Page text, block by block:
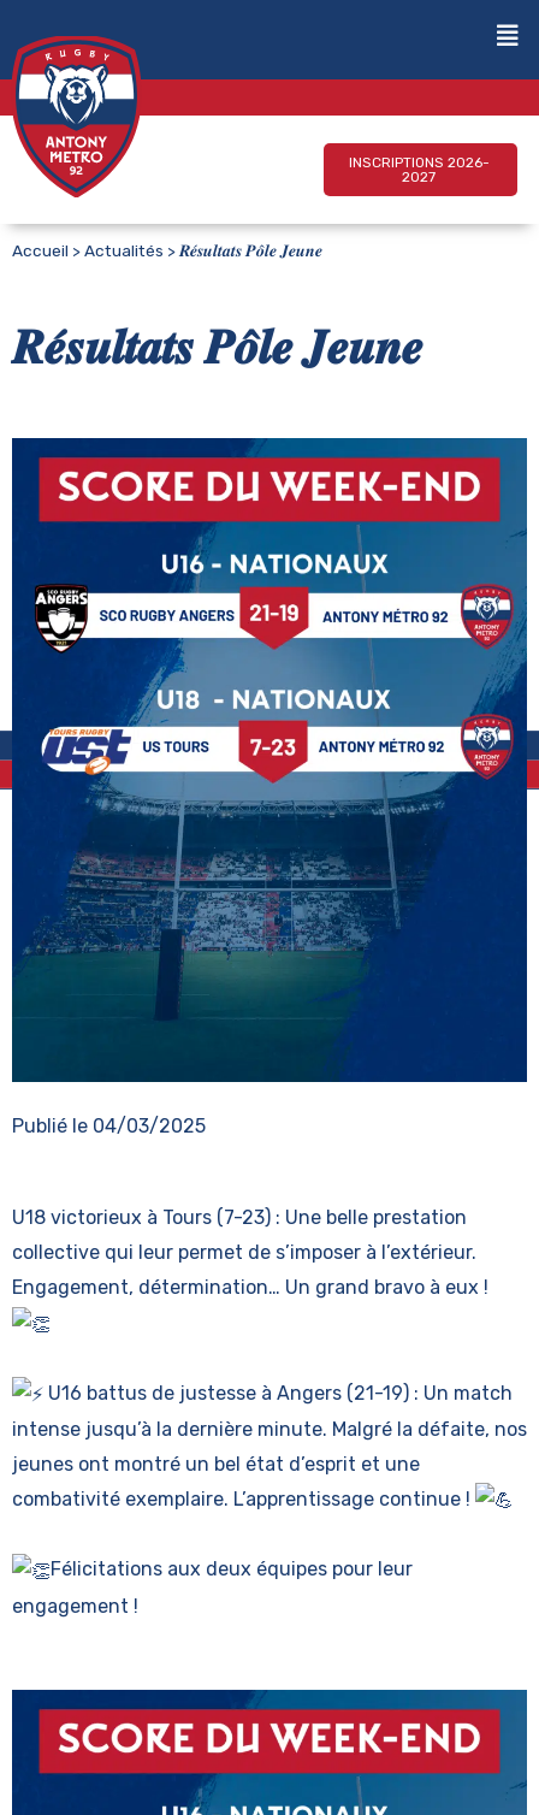
INSCRIPTIONS 2026-
2027
Accueil >Actualités >𝑹𝒆́𝒔𝒖𝒍𝒕𝒂𝒕𝒔 𝑷𝒐̂𝒍𝒆 𝑱𝒆𝒖𝒏𝒆
𝑹𝒆́𝒔𝒖𝒍𝒕𝒂𝒕𝒔 𝑷𝒐̂𝒍𝒆 𝑱𝒆𝒖𝒏𝒆
Publié le 04/03/2025
U18 victorieux à Tours (7-23) : Une belle prestation
collective qui leur permet de s’imposer à l’extérieur.
Engagement, détermination… Un grand bravo à eux !
U16 battus de justesse à Angers (21-19) : Un match
intense jusqu’à la dernière minute. Malgré la défaite, nos
jeunes ont montré un bel état d’esprit et une
combativité exemplaire. L’apprentissage continue !
Félicitations aux deux équipes pour leur
engagement !